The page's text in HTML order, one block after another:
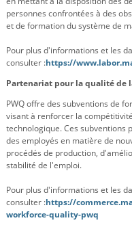
personnes confrontées à des
et de formation du système de
Pour plus d'informations et les
consulter :https://
Partenariat pour la qualité
PWQ offre des subventions de
visant à renforcer la
technologique. Ces subventions
des employés en matière de
procédés de production,
stabilité de l'emploi.
Pour plus d'informations et les
consulter :https://
workforce-quality-pwq